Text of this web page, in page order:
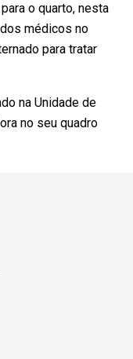
o quarto, nesta
médicos no
para tratar
na Unidade de
no seu quadro